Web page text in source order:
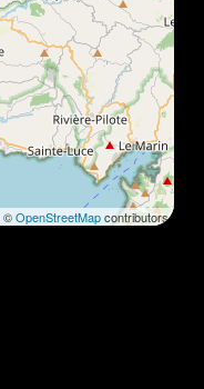
©OpenStreetMapcontributors